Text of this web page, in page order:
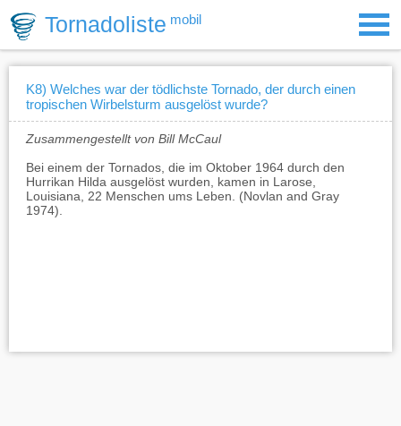
Tornadoliste mobil
K8) Welches war der tödlichste Tornado, der durch einen
tropischen Wirbelsturm ausgelöst wurde?
Zusammengestellt von Bill McCaul
Bei einem der Tornados, die im Oktober 1964 durch den
Hurrikan Hilda ausgelöst wurden, kamen in Larose,
Louisiana, 22 Menschen ums Leben. (Novlan and Gray
1974).